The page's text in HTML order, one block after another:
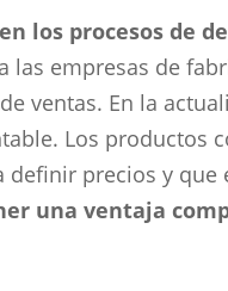
los procesos de
las empresas de
ventas. En la
Los productos
precios y que
una ventaja